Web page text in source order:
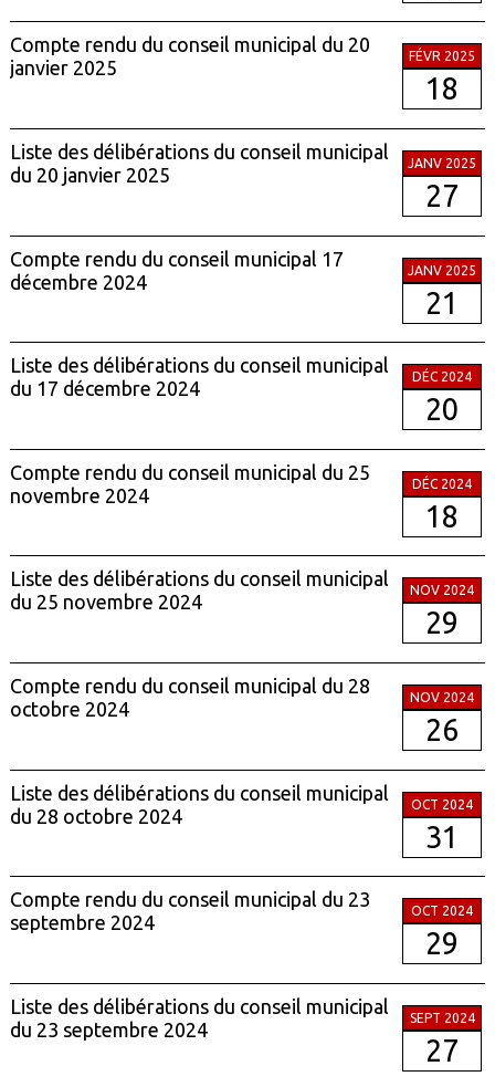
Compte rendu du conseil municipal du 20
janvier 2025
FÉVR 2025
18
Liste des délibérations du conseil municipal
du 20 janvier 2025
JANV 2025
27
Compte rendu du conseil municipal 17
décembre 2024
JANV 2025
21
Liste des délibérations du conseil municipal
du 17 décembre 2024
DÉC 2024
20
Compte rendu du conseil municipal du 25
novembre 2024
DÉC 2024
18
Liste des délibérations du conseil municipal
du 25 novembre 2024
NOV 2024
29
Compte rendu du conseil municipal du 28
octobre 2024
NOV 2024
26
Liste des délibérations du conseil municipal
du 28 octobre 2024
OCT 2024
31
Compte rendu du conseil municipal du 23
septembre 2024
OCT 2024
29
Liste des délibérations du conseil municipal
du 23 septembre 2024
SEPT 2024
27